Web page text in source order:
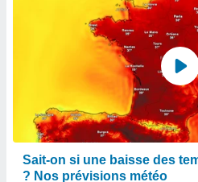
Sait-on si une baisse des
? Nos prévisions météo